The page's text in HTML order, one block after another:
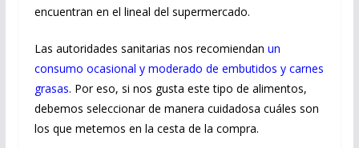
encuentran en el lineal del supermercado.
Las autoridades sanitarias nos recomiendan un
consumo ocasional y moderado de embutidos y carnes
grasas. Por eso, si nos gusta este tipo de alimentos,
debemos seleccionar de manera cuidadosa cuáles son
los que metemos en la cesta de la compra.